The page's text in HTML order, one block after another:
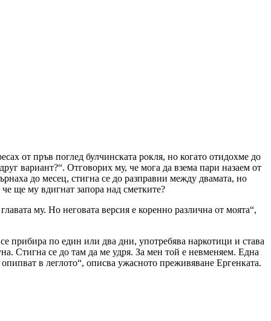
от пръв поглед булчинската рокля, но когато отидохме до
вариант?“. Отговорих му, че мога да взема пари назаем от
до месец, стигна се до разправии между двамата, но
ще му вдигнат запора над сметките?
му. Но неговата версия е коренно различна от моята“,
прибира по един или два дни, употребява наркотици и става
Стигна се до там да ме удря. За мен той е невменяем. Една
в леглото“, описва ужасното преживяване Ергенката.